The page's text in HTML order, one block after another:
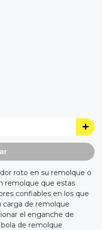
roto en su remolque o
remolque que estas
confiables en los que
carga de remolque
el enganche de
de remolque